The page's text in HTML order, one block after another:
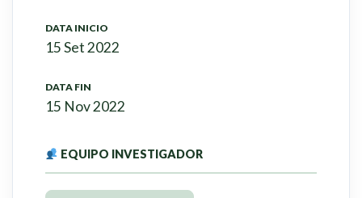
DATA INICIO
15 Set 2022
DATA FIN
15 Nov 2022
EQUIPO INVESTIGADOR